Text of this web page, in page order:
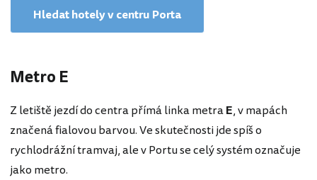
Hledat hotely v centru Porta
Metro E
Z letiště jezdí do centra přímá linka metraE, v mapách
značená fialovou barvou. Ve skutečnosti jde spíš o
rychlodrážní tramvaj, ale v Portu se celý systém označuje
jako metro.